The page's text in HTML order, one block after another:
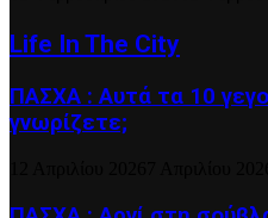
Life In The City
ΠΑΣΧΑ : Αυτά τα 10
γνωρίζετε;